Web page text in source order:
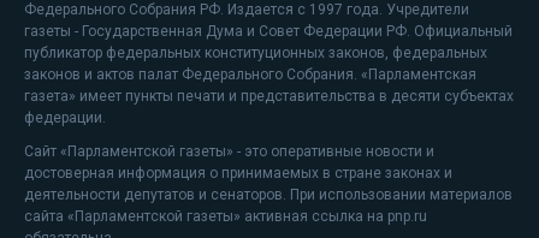
Федерального Собрания РФ. Издается с 1997 года. Учредители
газеты - Государственная Дума и Совет Федерации РФ. Официальный
публикатор федеральных конституционных законов, федеральных
законов и актов палат Федерального Собрания. «Парламентская
газета» имеет пункты печати и представительства в десяти субъектах
федерации.
Сайт «Парламентской газеты» - это оперативные новости и
достоверная информация о принимаемых в стране законах и
деятельности депутатов и сенаторов. При использовании материалов
сайта «Парламентской газеты» активная ссылка на pnp.ru